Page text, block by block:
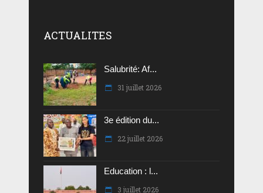
ACTUALITES
Salubrité: Af...
31 juillet 2026
3e édition du...
22 juillet 2026
Education : l...
3 juillet 2026